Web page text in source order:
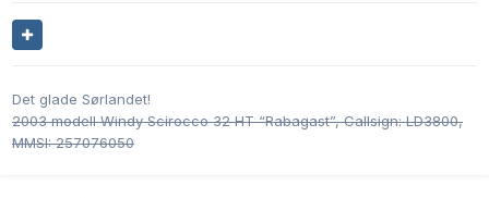
Det glade Sørlandet!
2003 modell Windy Scirocco 32 HT “Rabagast”, Callsign: LD3800,
MMSI: 257076050